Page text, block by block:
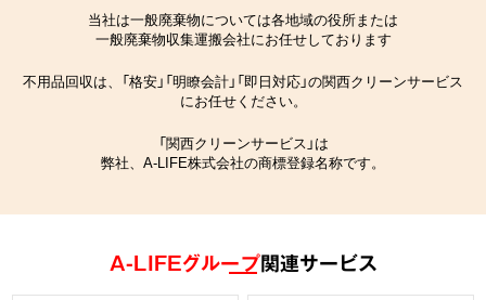
当社は一般廃棄物については各地域の役所または
一般廃棄物収集運搬会社にお任せしております
不用品回収は、「格安」「明瞭会計」「即日対応」の関西クリーンサービス
にお任せください。
「関西クリーンサービス」は
弊社、A-LIFE株式会社の商標登録名称です。
A-LIFEグループ関連サービス